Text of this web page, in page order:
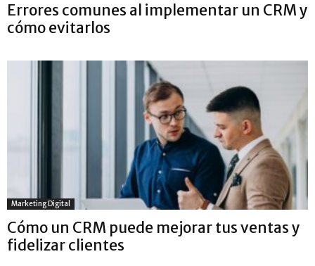
Errores comunes al implementar un CRM y
cómo evitarlos
Marketing Digital
Cómo un CRM puede mejorar tus ventas y
fidelizar clientes